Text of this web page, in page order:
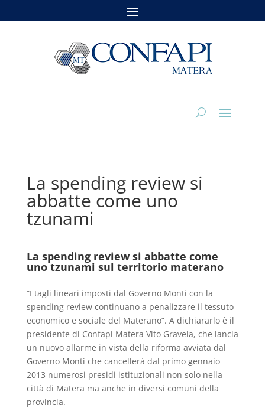
La spending review si
abbatte come uno
tzunami
La spending review si abbatte come
uno tzunami sul territorio materano
“I tagli lineari imposti dal Governo Monti con la
spending review continuano a penalizzare il tessuto
economico e sociale del Materano”. A dichiararlo è il
presidente di Confapi Matera Vito Gravela, che lancia
un nuovo allarme in vista della riforma avviata dal
Governo Monti che cancellerà dal primo gennaio
2013 numerosi presidi istituzionali non solo nella
città di Matera ma anche in diversi comuni della
provincia.